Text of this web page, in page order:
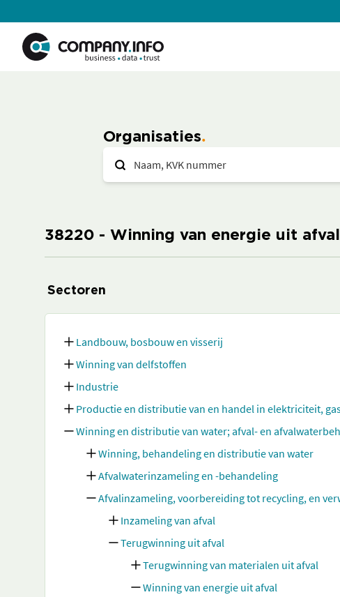
Organisaties
38220 - Winning van energie uit afval
Sectoren
Landbouw, bosbouw en visserij
Winning van delfstoffen
Industrie
Productie en distributie van en handel in elektriciteit,
Winning en distributie van water; afval- en
Winning, behandeling en distributie van water
Afvalwaterinzameling en -behandeling
Afvalinzameling, voorbereiding tot recycling, en
Inzameling van afval
Terugwinning uit afval
Terugwinning van materialen uit afval
Winning van energie uit afval